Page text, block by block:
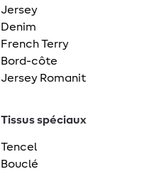
Jersey
Denim
French Terry
Bord-côte
Jersey Romanit
Tissus spéciaux
Tencel
Bouclé